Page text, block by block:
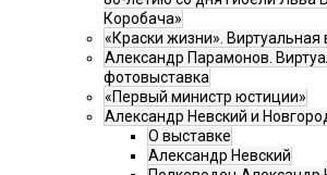
Коробача»
«Краски жизни». Виртуальная
Александр Парамонов.
фотовыставка
«Первый министр юстиции»
Александр Невский и
О выставке
Александр Невский